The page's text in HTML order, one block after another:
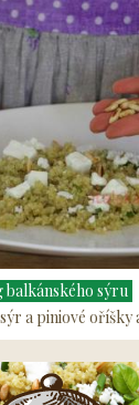
balkánského sýru
a piniové oříšky